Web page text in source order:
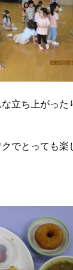
立ち上がった
クでとっても